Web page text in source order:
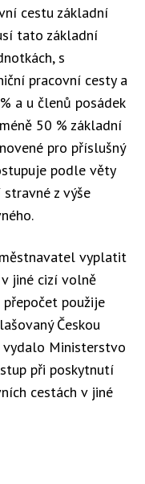
cestu základní
tato základní
s
pracovní cesty a
a u členů posádek
50 % základní
pro příslušný
podle věty
z výše
vyplatit
jiné cizí volně
použije
Českou
vydalo Ministerstvo
při poskytnutí
cestách v jiné